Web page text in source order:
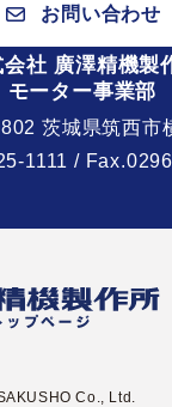
お問い合わせ
会社 廣澤精機製
モーター事業部
茨城県筑西市
1111 /
Co., Ltd.